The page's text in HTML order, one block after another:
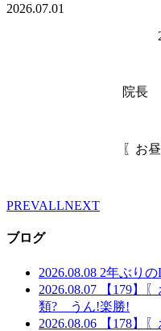
2026.07.01
院長
〖お
PREVALLNEXT
ブログ
2026.08.08 2年ぶり
2026.08.07
【179】
類? うん!楽勝!
2026.08.06
【178】